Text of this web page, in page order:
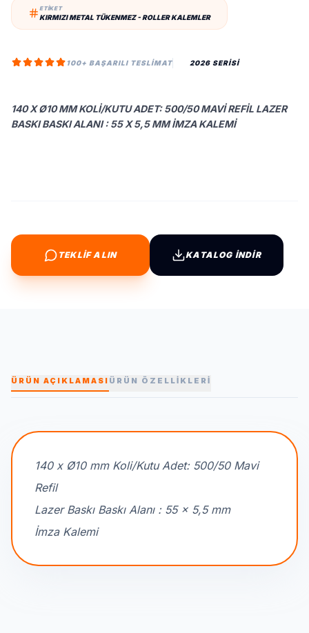
ETİKET
KIRMIZI METAL TÜKENMEZ - ROLLER KALEMLER
100+ BAŞARILI TESLIMAT 2026 SERİSİ
140 X Ø10 MM KOLI/KUTU ADET: 500/50 MAVI REFIL LAZER
BASKI BASKI ALANI : 55 X 5,5 MM İMZA KALEMI
TEKLİF ALIN KATALOG İNDİR
ÜRÜN AÇIKLAMASI ÜRÜN ÖZELLİKLERİ
140 x Ø10 mm Koli/Kutu Adet: 500/50 Mavi
Refil
Lazer Baskı Baskı Alanı : 55 x 5,5 mm
İmza Kalemi